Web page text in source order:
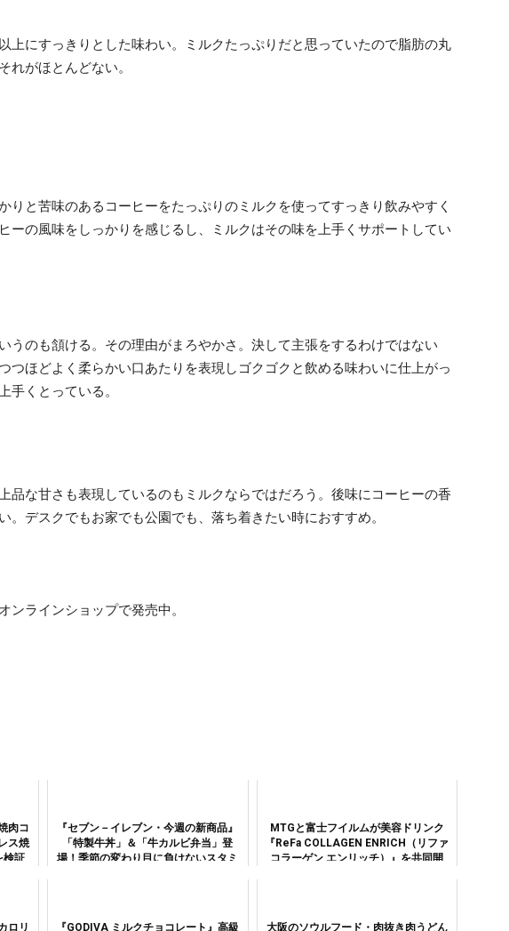
上にすっきりとした味わい。ミルクたっぷりだと思っていたので脂肪の丸
れがほとんどない。
りと苦味のあるコーヒーをたっぷりのミルクを使ってすっきり飲みやすく
ーの風味をしっかりを感じるし、ミルクはその味を上手くサポートしてい
うのも頷ける。その理由がまろやかさ。決して主張をするわけではない
つほどよく柔らかい口あたりを表現しゴクゴクと飲める味わいに仕上がっ
手くとっている。
品な甘さも表現しているのもミルクならではだろう。後味にコーヒーの香
。デスクでもお家でも公園でも、落ち着きたい時におすすめ。
ンラインショップで発売中。
肉コ
ス焼
検証
『セブン－イレブン・今週の新商品』
「特製牛丼」＆「牛カルビ弁当」登
場！季節の変わり目に負けないスタミ
MTGと富士フイルムが美容ドリンク
『ReFa COLLAGEN ENRICH（リファ
コラーゲン エンリッチ）』を共同開
ロリ 『GODIVA ミルクチョコレート』高級 大阪のソウルフード・肉抜き肉うどん